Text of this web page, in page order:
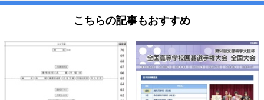
こちらの記事もおすすめ